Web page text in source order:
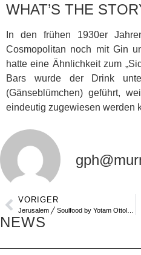
WHAT’S THE
In den frühen 1930er
Cosmopolitan noch mit Gin
hatte eine Ähnlichkeit zum
Bars wurde der Drink
(Gänseblümchen) geführt,
eindeutig zugewiesen werden
VORIGER
NEWSPICKNICKEN IM
MALLORCA